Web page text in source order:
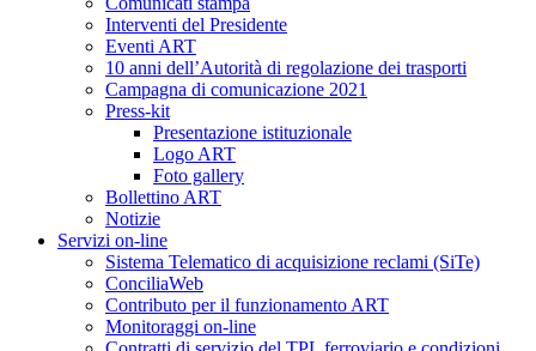
Interventi del Presidente
Eventi ART
10 anni dell’Autorità di regolazione dei trasporti
Campagna di comunicazione 2021
Press-kit
Presentazione istituzionale
Logo ART
Foto gallery
Bollettino ART
Notizie
Servizi on-line
Sistema Telematico di acquisizione reclami (SiTe)
ConciliaWeb
Contributo per il funzionamento ART
Monitoraggi on-line